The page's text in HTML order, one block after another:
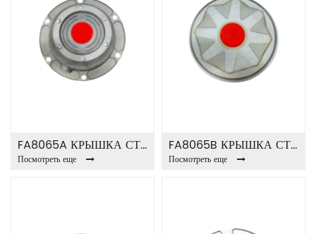
FA8065A КРЫШКА СТУПИЦЫ
Посмотреть еще
FA8065B КРЫШКА СТУПИЦЫ
Посмотреть еще